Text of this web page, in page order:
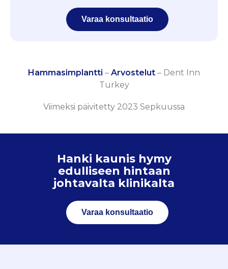
Varaa konsultaatio
Hammasimplantti – Arvostelut – Dent Inn
Turkey
Viimeksi päivitetty 2023 Sepkuussa
Hanki kaunis hymy
edulliseen hintaan
johtavalta klinikalta
Varaa konsultaatio